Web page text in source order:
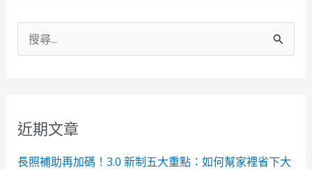
字
近期文章
長照補助再加碼！3.0 新制五大重點：如何幫家裡省下大